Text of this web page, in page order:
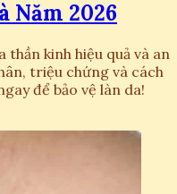
Năm 2026
thần kinh hiệu quả và an
triệu chứng và cách
để bảo vệ làn da!